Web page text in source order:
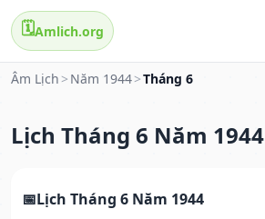
🗓️Amlich.org
Âm Lịch > Năm 1944>Tháng 6
Lịch Tháng 6 Năm 1944
Lịch Tháng 6 Năm 1944